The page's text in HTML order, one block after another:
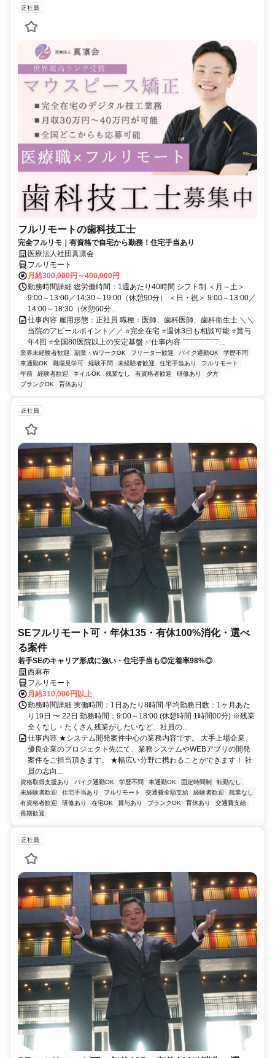
正社員
フルリモートの歯科技工士
完全フルリモ｜有資格で自宅から勤務！住宅手当あり
医療法人社団真凛会
フルリモート
月給300,000円～400,000円
勤務時間詳細 総労働時間：1週あたり40時間 シフト制 ＜月～土＞
9:00～13:00／14:30～19:00（休憩90分） ＜日・祝＞ 9:00～13:00／
14:00～18:30（休憩60分...
仕事内容 雇用形態：正社員 職種：医師、歯科医師、歯科衛生士 ＼＼
当院のアピールポイント／／ ⭐完全在宅 ⭐週休3日も相談可能 ⭐賞与
年4回 ⭐全国80医院以上の安定基盤 ✅仕事内容 ￣￣￣￣￣...
業界未経験者歓迎 副業・WワークOK フリーター歓迎 バイク通勤OK
学歴不問
車通勤OK
職場見学可 経験不問 未経験者歓迎 住宅手当あり
フルリモート
午前
経験者歓迎 ネイルOK 残業なし 有資格者歓迎 研修あり
夕方
ブランクOK
育休あり
正社員
SEフルリモート可・年休135・有休100%消化・選べ
る案件
若手SEのキャリア形成に強い・住宅手当も◎定着率98%◎
西麻布
フルリモート
月給310,000円以上
勤務時間詳細 実働時間：1日あたり8時間 平均勤務日数：1ヶ月あた
り19日 〜 22日 勤務時間：9:00～18:00 (休憩時間 1時間00分) ※残業
全くなし・たくさん残業がしたいなど、社員の...
仕事内容 ★システム開発案件中心の業務内容です。 大手上場企業、
優良企業のプロジェクト先にて、業務システムやWEBアプリの開発
案件をご担当頂きます。 ★幅広い分野に携わることができます！ 社
員の志向...
資格取得支援あり バイク通勤OK 学歴不問 車通勤OK 固定時間制
転勤なし
未経験者歓迎
住宅手当あり フルリモート 交通費全額支給 経験者歓迎
残業なし
有資格者歓迎
研修あり 在宅OK 賞与あり ブランクOK 育休あり
交通費支給
長期歓迎
正社員